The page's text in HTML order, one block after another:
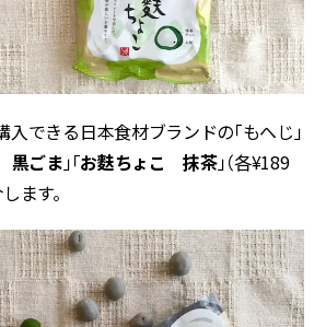
できる日本食材ブランドの「もへじ」
黒ごま」「お麩ちょこ 抹茶」（各¥189
ます。